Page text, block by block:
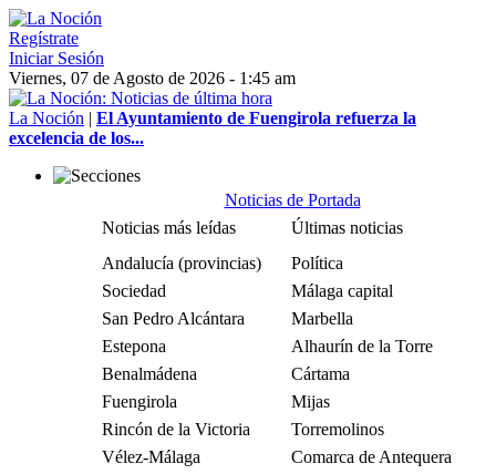
Regístrate
Iniciar Sesión
Viernes, 07 de Agosto de 2026 - 1:45 am
La Noción | El Ayuntamiento de Fuengirola refuerza la
excelencia de los...
Noticias de Portada
Noticias más leídas
Últimas noticias
Andalucía (provincias)
Política
Sociedad
Málaga capital
San Pedro Alcántara
Marbella
Estepona
Alhaurín de la Torre
Benalmádena
Cártama
Fuengirola
Mijas
Rincón de la Victoria
Torremolinos
Vélez-Málaga
Comarca de Antequera